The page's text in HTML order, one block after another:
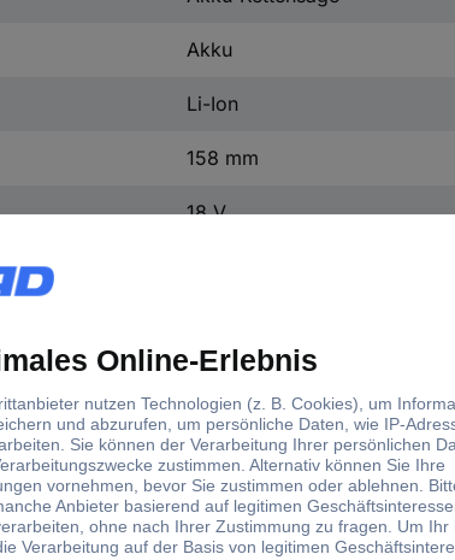
Akku
Li-Ion
158 mm
18 V
inkl. Ladegerät
1.11 kg
4.8 m/s
415 mm